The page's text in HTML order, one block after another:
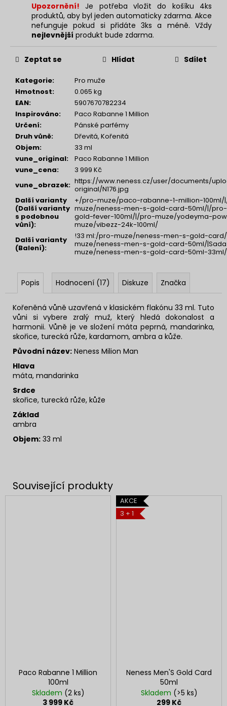
Upozornění! Je potřeba vložit do košíku 4ks
produktů, aby byl jeden automaticky zdarma. Akce
nefunguje pokud si přidáte 3ks a méně. Vždy
nejlevnější produkt bude zdarma.
Kategorie:
Pro muže
Hmotnost:
0.065 kg
EAN:
5907670782234
Inspirováno:
Paco Rabanne 1 Million
Určení:
Pánské parfémy
Druh vůně:
Dřevitá, Kořenitá
Objem:
33 ml
vune_original:
Paco Rabanne 1 Million
vune_cena:
3 999 Kč
vune_obrazek: https://www.neness.cz/user/documents/
original/N176.jpg
Další varianty
(Další varianty
s podobnou
vůní):
+/pro-muze/paco-rabanne-1-million-
muze/neness-men-s-gold-card-50ml/|/
gold-fever-100ml/|/pro-muze/yodeyma-
muze/vibezz-24k-100ml/
Další varianty
(Balení):
!33 ml:/pro-muze/neness-men-s-gold-
muze/neness-men-s-gold-card-50ml/|Sada
muze/neness-men-s-gold-card-50ml-33ml/
Zeptat se Hlídat Sdílet
Popis Hodnocení (17) Diskuze Značka
Kořeněná vůně uzavřená v klasickém flakónu 33 ml. Tuto
vůni si vybere zralý muž, který hledá dokonalost a
harmonii. Vůně je ve složení máta peprná, mandarinka,
skořice, turecká růže, kardamom, ambra a kůže.
Původní název: Neness Milion Man
Hlava
máta, mandarinka
Srdce
skořice, turecká růže, kůže
Základ
ambra
Objem: 33 ml
Paco Rabanne 1 Million
100ml
Skladem (2 ks)
3 999 Kč
AKCE
3 + 1
Neness Men'S Gold Card
50ml
Skladem (>5 ks)
299 Kč